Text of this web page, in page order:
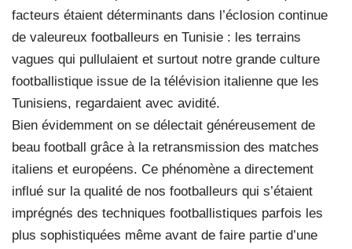
facteurs étaient déterminants dans l’éclosion continue
de valeureux footballeurs en Tunisie : les terrains
vagues qui pullulaient et surtout notre grande culture
footballistique issue de la télévision italienne que les
Tunisiens, regardaient avec avidité.
Bien évidemment on se délectait généreusement de
beau football grâce à la retransmission des matches
italiens et européens. Ce phénomène a directement
influé sur la qualité de nos footballeurs qui s’étaient
imprégnés des techniques footballistiques parfois les
plus sophistiquées même avant de faire partie d’une